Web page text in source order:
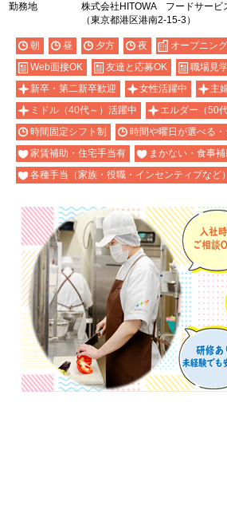
勤務地
株式会社HITOWA フードサービ
（東京都港区港南2-15-3）
朝 昼 夕方 夜 オープニン
Web面接OK
友達と応募OK 職場見
新卒・第二新卒歓迎
女性活躍中 主
ミドル（40代～）活躍中
エルダー（50
時間固定シフト制
時間や曜日が選べる
家賃補助・住宅手当有
まかない・食事補
各種手当（家族・役職・インセンティブなど